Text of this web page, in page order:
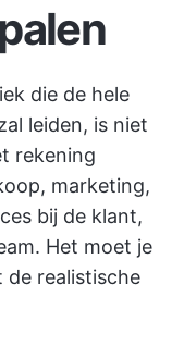
die de hele
leiden, is niet
rekening
marketing,
bij de klant,
Het moet je
realistische